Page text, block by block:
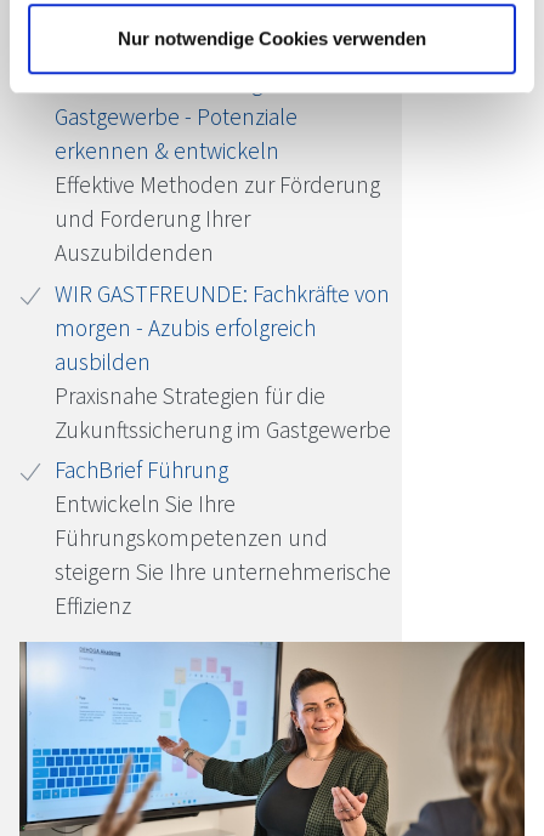
Nur notwendige Cookies verwenden
WIR GASTFREUNDE:
Nachwuchsförderung im
Gastgewerbe - Potenziale
erkennen & entwickeln
Effektive Methoden zur Förderung
und Forderung Ihrer
Auszubildenden
WIR GASTFREUNDE: Fachkräfte von
morgen - Azubis erfolgreich
ausbilden
Praxisnahe Strategien für die
Zukunftssicherung im Gastgewerbe
FachBrief Führung
Entwickeln Sie Ihre
Führungskompetenzen und
steigern Sie Ihre unternehmerische
Effizienz